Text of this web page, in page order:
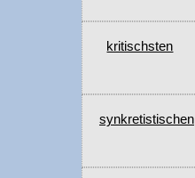
kritischsten
synkretistischen